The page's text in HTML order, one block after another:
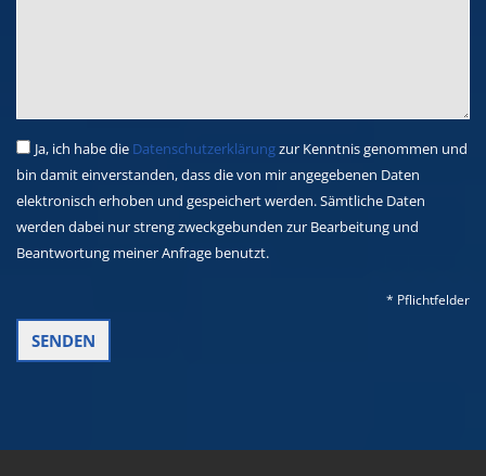
Ja, ich habe die Datenschutzerklärungzur Kenntnis genommen und
bin damit einverstanden, dass die von mir angegebenen Daten
elektronisch erhoben und gespeichert werden. Sämtliche Daten
werden dabei nur streng zweckgebunden zur Bearbeitung und
Beantwortung meiner Anfrage benutzt.
* Pflichtfelder